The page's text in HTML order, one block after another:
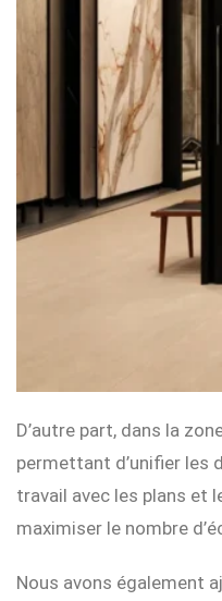
D’autre part, dans la
permettant d’unifier les
travail avec les plans et
maximiser le nombre
Nous avons également